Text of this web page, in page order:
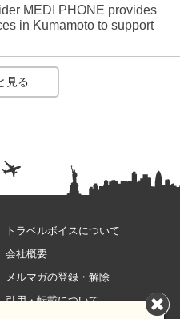
MEDI PHONE provides
in Kumamoto to support
見る
トラベルボイスについて
会社概要
メルマガの登録・解除
引用・転載について